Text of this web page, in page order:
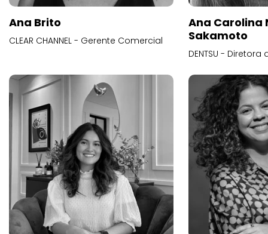
Ana Brito
CLEAR CHANNEL - Gerente Comercial
Ana Carolina
Sakamoto
DENTSU -